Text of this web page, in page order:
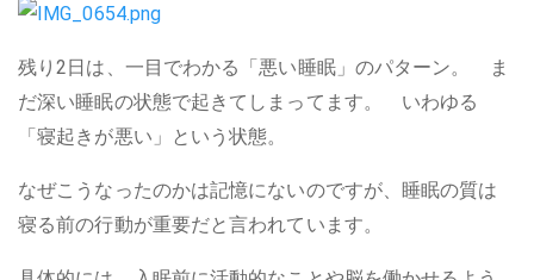
残り2日は、一目でわかる「悪い睡眠」のパターン。 ま
だ深い睡眠の状態で起きてしまってます。 いわゆる
「寝起きが悪い」という状態。
なぜこうなったのかは記憶にないのですが、睡眠の質は
寝る前の行動が重要だと言われています。